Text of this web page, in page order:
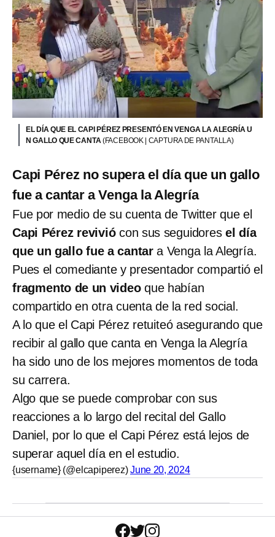
EL DÍA QUE EL CAPI PÉREZ PRESENTÓ EN VENGA LA ALEGRÍA U
N GALLO QUE CANTA(FACEBOOK | CAPTURA DE PANTALLA)
Capi Pérez no supera el día que un gallo
fue a cantar a Venga la Alegría
Fue por medio de su cuenta de Twitter que el
Capi Pérez reviviócon sus seguidoresel día
que un gallo fue a cantar a Venga la Alegría.
Pues el comediante y presentador compartió el
fragmento de un videoque habían
compartido en otra cuenta de la red social.
A lo que el Capi Pérez retuiteó asegurando que
recibir al gallo que canta en Venga la Alegría
ha sido uno de los mejores momentos de toda
su carrera.
Algo que se puede comprobar con sus
reacciones a lo largo del recital del Gallo
Daniel, por lo que el Capi Pérez está lejos de
superar aquel día en el estudio.
{username} (@elcapiperez)June 20, 2024